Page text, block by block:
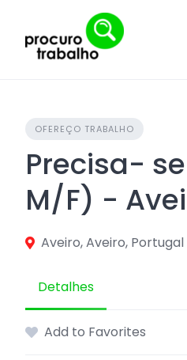
content
OFEREÇO TRABALHO
Precisa-
M/F) -
Aveiro, Aveiro, Portugal
Detalhes
Add to Favorites